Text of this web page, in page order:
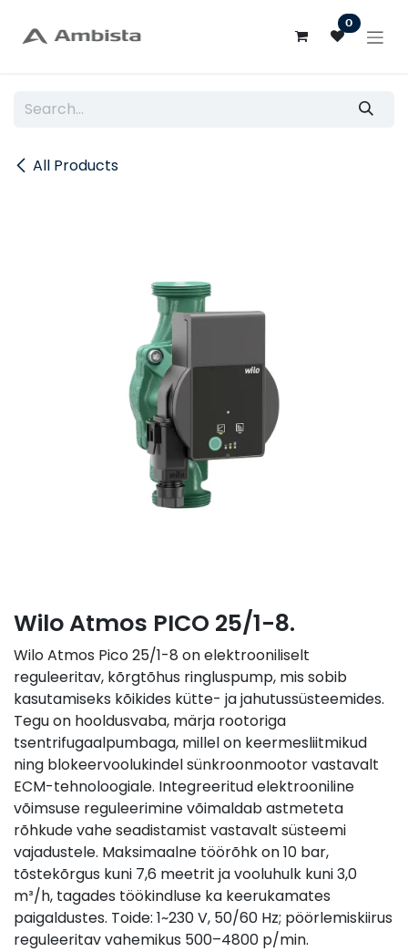
0
All Products
Wilo Atmos PICO 25/1-8.
Wilo Atmos Pico 25/1-8 on elektrooniliselt
reguleeritav, kõrgtõhus ringluspump, mis sobib
kasutamiseks kõikides kütte- ja jahutussüsteemides.
Tegu on hooldusvaba, märja rootoriga
tsentrifugaalpumbaga, millel on keermesliitmikud
ning blokeervoolukindel sünkroonmootor vastavalt
ECM-tehnoloogiale. Integreeritud elektrooniline
võimsuse reguleerimine võimaldab astmeteta
rõhkude vahe seadistamist vastavalt süsteemi
vajadustele. Maksimaalne töörõhk on 10 bar,
tõstekõrgus kuni 7,6 meetrit ja vooluhulk kuni 3,0
m³/h, tagades töökindluse ka keerukamates
paigaldustes. Toide: 1~230 V, 50/60 Hz; pöörlemiskiirus
reguleeritav vahemikus 500–4800 p/min.